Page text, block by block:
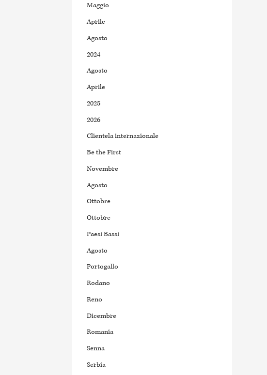
Maggio
Aprile
Agosto
2024
Agosto
Aprile
2025
2026
Clientela internazionale
Be the First
Novembre
Agosto
Ottobre
Ottobre
Paesi Bassi
Agosto
Portogallo
Rodano
Reno
Dicembre
Romania
Senna
Serbia